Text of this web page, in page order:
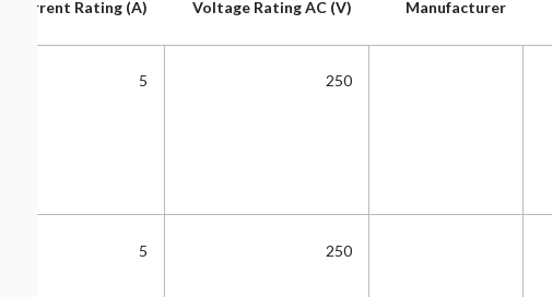
Manufacturer
Voltage Rating AC (V)
Current Rating (A) Manufacturer
Voltage Rating AC (V)
Current Rating (A)
250
5
250
5